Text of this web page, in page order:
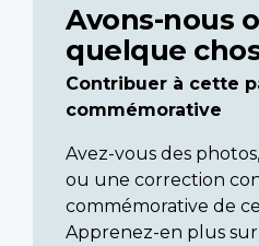
Avons-nous
quelque
Contribuer à cette
commémorative
Avez-vous des
ou une correction
commémorative de
Apprenez-en plus sur